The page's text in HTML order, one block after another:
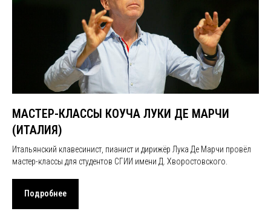
МАСТЕР-КЛАССЫ КОУЧА ЛУКИ ДЕ МАРЧИ
(ИТАЛИЯ)
Итальянский клавесинист, пианист и дирижёр Лука Де Марчи провёл
мастер-классы для студентов СГИИ имени Д. Хворостовского.
Подробнее